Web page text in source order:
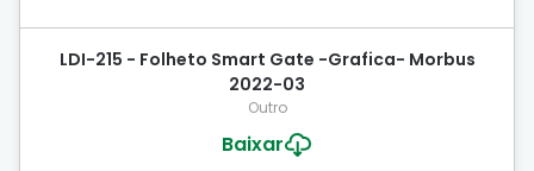
LDI-215 - Folheto Smart Gate -Grafica- Morbus
2022-03
Outro
Baixar